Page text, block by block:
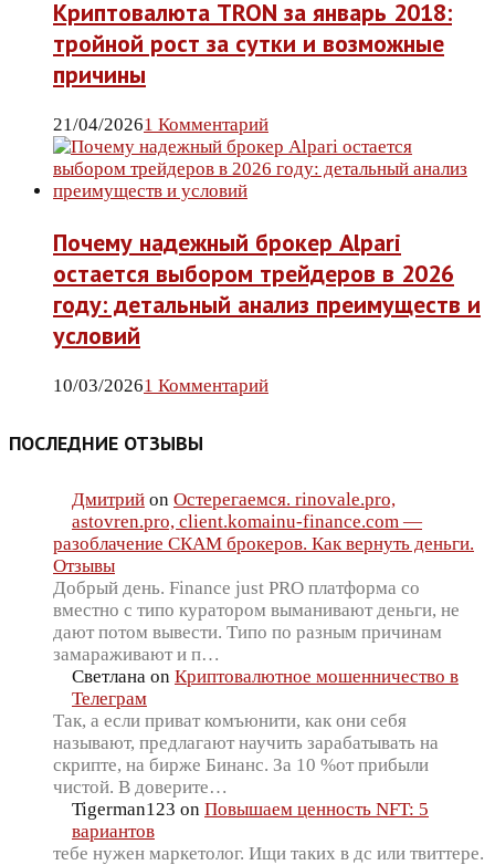
Криптовалюта TRON за январь 2018:
тройной рост за сутки и возможные
причины
21/04/20261 Комментарий
Почему надежный брокер Alpari
остается выбором трейдеров в 2026
году: детальный анализ преимуществ и
условий
10/03/20261 Комментарий
ПОСЛЕДНИЕ ОТЗЫВЫ
Дмитрий on Остерегаемся. rinovale.pro,
astovren.pro, client.komainu-finance.com —
разоблачение СКАМ брокеров. Как вернуть деньги.
Отзывы
Добрый день. Finance just PRO платформа со
вместно с типо куратором выманивают деньги, не
дают потом вывести. Типо по разным причинам
замараживают и п…
Светлана on Криптовалютное мошенничество в
Телеграм
Так, а если приват комъюнити, как они себя
называют, предлагают научить зарабатывать на
скрипте, на бирже Бинанс. За 10 %от прибыли
чистой. В доверите…
Tigerman123 on Повышаем ценность NFT: 5
вариантов
тебе нужен маркетолог. Ищи таких в дс или твиттере.